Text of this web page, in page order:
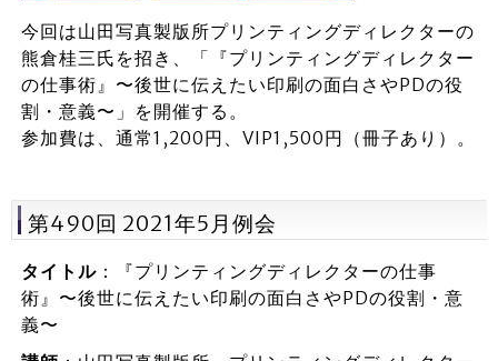
今回は山田写真製版所プリンティングディレクターの
熊倉桂三氏を招き、「『プリンティングディレクター
の仕事術』〜後世に伝えたい印刷の面白さやPDの役
割・意義〜」を開催する。
参加費は、通常1,200円、VIP1,500円（冊子あり）。
第490回 2021年5月例会
タイトル：『プリンティングディレクターの仕事
術』〜後世に伝えたい印刷の面白さやPDの役割・意
義〜